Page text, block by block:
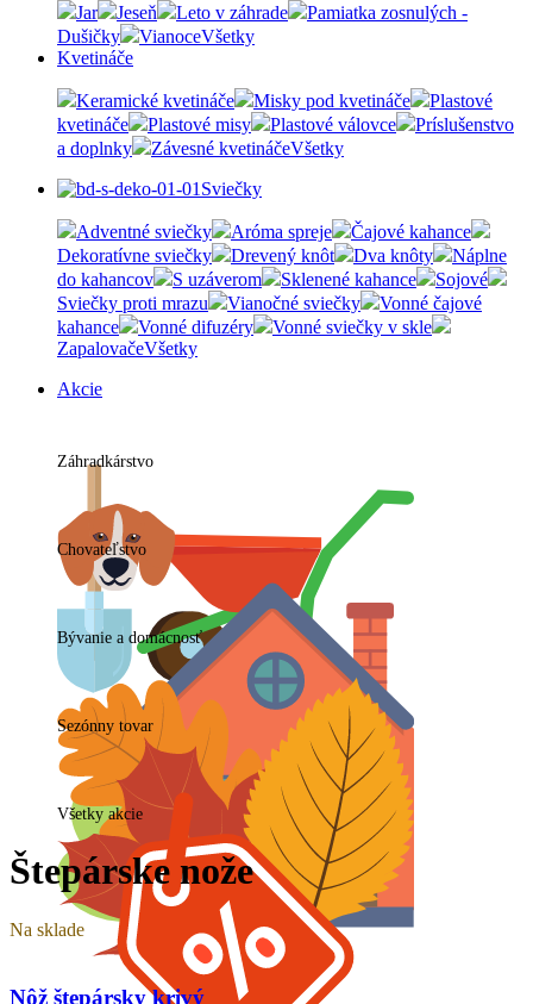
Jar
Jeseň Leto v záhrade
Pamiatka zosnulých -
Dušičky
VianoceVšetky
Kvetináče
Keramické kvetináče Misky pod kvetináče
Plastové
kvetináče
Plastové misy Plastové válovce
Príslušenstvo
a doplnky
Závesné kvetináčeVšetky
Sviečky
Adventné sviečky Aróma spreje
Čajové kahance
Dekoratívne sviečky
Drevený knôt Dva knôty
Náplne
do kahancov
S uzáverom Sklenené kahance
Sojové
Sviečky proti mrazu
Vianočné sviečky
Vonné čajové
kahance
Vonné difuzéry
Vonné sviečky v skle
ZapalovačeVšetky
Akcie
Záhradkárstvo
Chovateľstvo
Bývanie a domácnosť
Sezónny tovar
Všetky akcie
Štepárske nože
Na sklade
Nôž štepársky krivý